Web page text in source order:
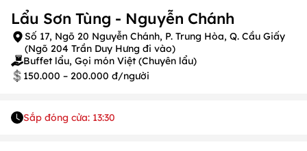
Lẩu Sơn Tùng - Nguyễn Chánh
Số 17, Ngõ 20 Nguyễn Chánh, P. Trung Hòa, Q. Cầu Giấy
(Ngõ 204 Trần Duy Hưng đi vào)
Buffet lẩu, Gọi món Việt (Chuyên lẩu)
150.000 – 200.000 đ/người
Sắp đóng cửa: 13:30